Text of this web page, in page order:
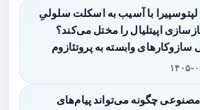
لپتوسپیرا با آسیب به اسکلت سلولیِ
اپیتلیال را مختل می‌کند؟
وابسته به پروتئازوم
۰۵-۱۷
چگونه می‌تواند پیام‌های